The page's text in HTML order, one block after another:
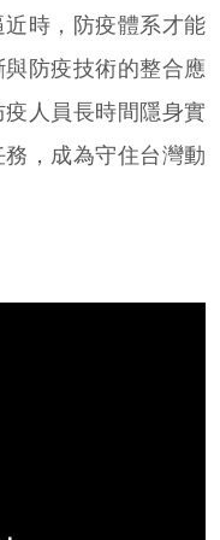
時，防疫體系才能
防疫技術的整合應
人員長時間隱身實
，成為守住台灣動